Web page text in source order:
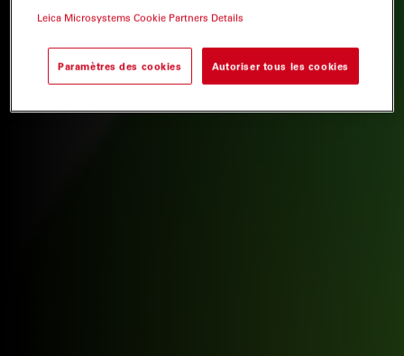
Leica Microsystems Cookie Partners Details
Paramètres des cookies Autoriser tous les cookies